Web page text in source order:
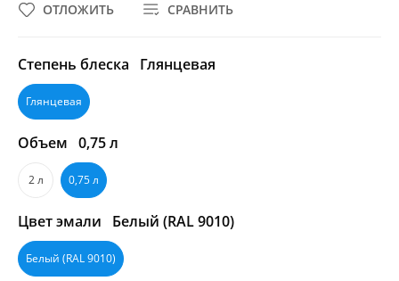
СРАВНИТЬ
ОТЛОЖИТЬ
Степень блеска Глянцевая
Глянцевая
Объем 0,75 л
2 л 0,75 л
Цвет эмали Белый (RAL 9010)
Белый (RAL 9010)